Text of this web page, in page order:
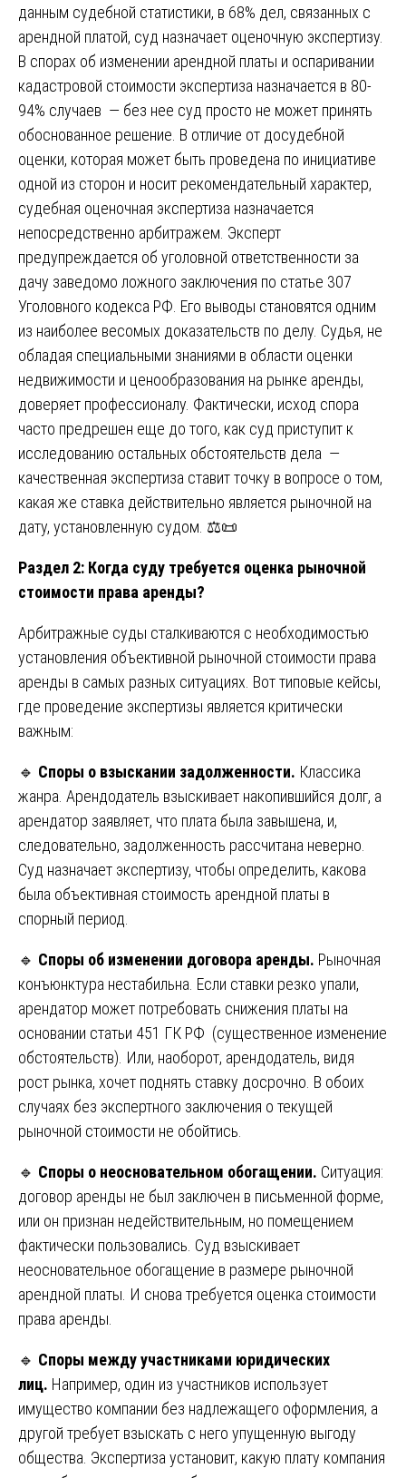
данным судебной статистики, в 68% дел, связанных с
арендной платой, суд назначает оценочную экспертизу.
В спорах об изменении арендной платы и оспаривании
кадастровой стоимости экспертиза назначается в 80-
94% случаев — без нее суд просто не может принять
обоснованное решение. В отличие от досудебной
оценки, которая может быть проведена по инициативе
одной из сторон и носит рекомендательный характер,
судебная оценочная экспертиза назначается
непосредственно арбитражем. Эксперт
предупреждается об уголовной ответственности за
дачу заведомо ложного заключения по статье 307
Уголовного кодекса РФ. Его выводы становятся одним
из наиболее весомых доказательств по делу. Судья, не
обладая специальными знаниями в области оценки
недвижимости и ценообразования на рынке аренды,
доверяет профессионалу. Фактически, исход спора
часто предрешен еще до того, как суд приступит к
исследованию остальных обстоятельств дела —
качественная экспертиза ставит точку в вопросе о том,
какая же ставка действительно является рыночной на
дату, установленную судом. ⚖️📜
Раздел 2: Когда суду требуется оценка рыночной
стоимости права аренды?
Арбитражные суды сталкиваются с необходимостью
установления объективной рыночной стоимости права
аренды в самых разных ситуациях. Вот типовые кейсы,
где проведение экспертизы является критически
важным:
🔹 Споры о взыскании задолженности. Классика
жанра. Арендодатель взыскивает накопившийся долг, а
арендатор заявляет, что плата была завышена, и,
следовательно, задолженность рассчитана неверно.
Суд назначает экспертизу, чтобы определить, какова
была объективная стоимость арендной платы в
спорный период.
🔹 Споры об изменении договора аренды. Рыночная
конъюнктура нестабильна. Если ставки резко упали,
арендатор может потребовать снижения платы на
основании статьи 451 ГК РФ (существенное изменение
обстоятельств). Или, наоборот, арендодатель, видя
рост рынка, хочет поднять ставку досрочно. В обоих
случаях без экспертного заключения о текущей
рыночной стоимости не обойтись.
🔹 Споры о неосновательном обогащении. Ситуация:
договор аренды не был заключен в письменной форме,
или он признан недействительным, но помещением
фактически пользовались. Суд взыскивает
неосновательное обогащение в размере рыночной
арендной платы. И снова требуется оценка стоимости
права аренды.
🔹 Споры между участниками юридических
лиц. Например, один из участников использует
имущество компании без надлежащего оформления, а
другой требует взыскать с него упущенную выгоду
общества. Экспертиза установит, какую плату компания